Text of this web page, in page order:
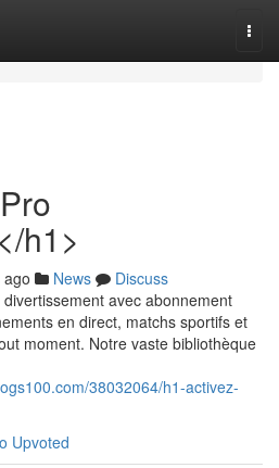
h1>
News
Discuss
avec abonnement
en direct, matchs sportifs et
moment. Notre vaste bibliothèque
38032064/h1-activez-
Upvoted